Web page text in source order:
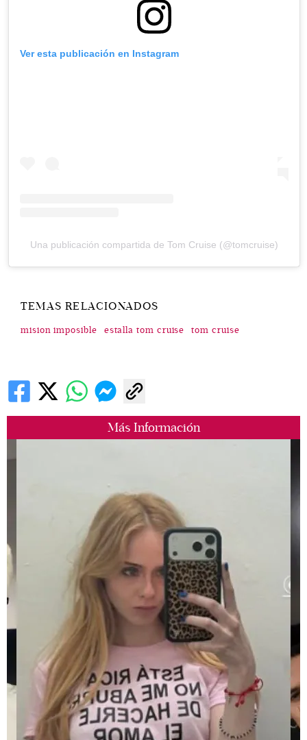
Más Información
Ver esta publicación en Instagram
Una publicación compartida de Tom Cruise (@tomcruise)
TEMAS RELACIONADOS
mision imposible estalla tom cruise tom cruise